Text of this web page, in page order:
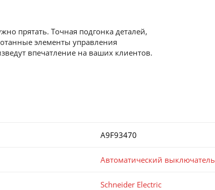
прятать. Точная подгонка деталей,
элементы управления
впечатление на ваших клиентов.
A9F93470
Автоматический выключатель
Schneider Electric